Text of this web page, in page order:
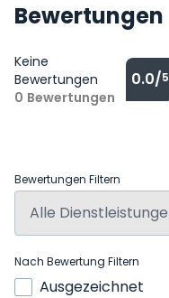
Bewertungen
Keine
Bewertungen
0 Bewertungen
0.0/5
Bewertungen Filtern
Nach Bewertung Filtern
Ausgezeichnet